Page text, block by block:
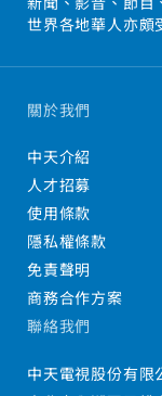
世界各地華人亦頗
關於我們
中天介紹
人才招募
使用條款
隱私權條款
免責聲明
商務合作方案
聯絡我們
中天電視股份有限